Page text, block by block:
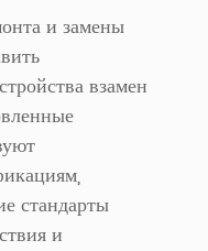
и замены
взамен
стандарты
и